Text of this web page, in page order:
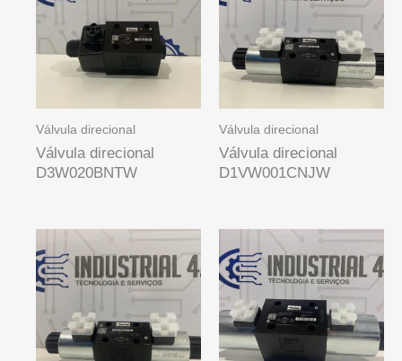
Válvula direcional
Válvula direcional
D3W020BNTW
Válvula direcional
Válvula direcional
D1VW001CNJW